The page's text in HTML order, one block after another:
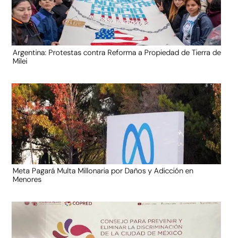
Argentina: Protestas contra Reforma a Propiedad de Tierra de
Milei
Meta Pagará Multa Millonaria por Daños y Adicción en
Menores